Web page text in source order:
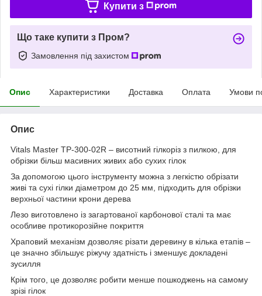
Купити з
Що таке купити з Пром?
Замовлення під захистом
Опис Характеристики Доставка Оплата Умови
Опис
Vitals Master TP-300-02R – висотний гілкоріз з пилкою, для
обрізки більш масивних живих або сухих гілок
За допомогою цього інструменту можна з легкістю обрізати
живі та сухі гілки діаметром до 25 мм, підходить для обрізки
верхньої частини крони дерева
Лезо виготовлено із загартованої карбонової сталі та має
особливе протикорозійне покриття
Храповий механізм дозволяє різати деревину в кілька етапів –
це значно збільшує ріжучу здатність і зменшує докладені
зусилля
Крім того, це дозволяє робити менше пошкоджень на самому
зрізі гілок